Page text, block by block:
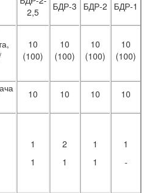
2,5
БДР-3 БДР-2 БДР-1
10
(100)
10
(100)
10
(100)
10
(100)
10 10 10 10
1
1
2
1
1
1
1
-